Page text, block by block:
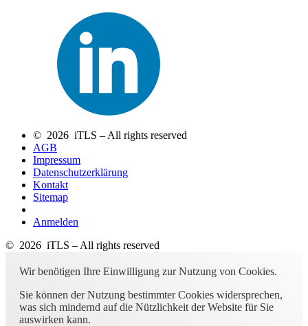
© 2026 iTLS – All rights reserved
AGB
Impressum
Datenschutzerklärung
Kontakt
Sitemap
Anmelden
© 2026 iTLS – All rights reserved
Wir benötigen Ihre Einwilligung zur Nutzung von Cookies.
Sie können der Nutzung bestimmter Cookies widersprechen,
was sich mindernd auf die Nützlichkeit der Website für Sie
auswirken kann.